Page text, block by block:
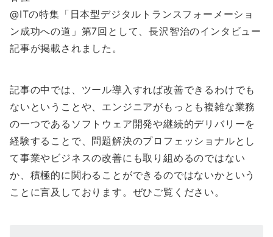
@ITの特集「日本型デジタルトランスフォーメーショ
ン成功への道」第7回として、長沢智治のインタビュー
記事が掲載されました。
記事の中では、ツール導入すれば改善できるわけでも
ないということや、エンジニアがもっとも複雑な業務
の一つであるソフトウェア開発や継続的デリバリーを
経験することで、問題解決のプロフェッショナルとし
て事業やビジネスの改善にも取り組めるのではない
か、積極的に関わることができるのではないかという
ことに言及しております。ぜひご覧ください。